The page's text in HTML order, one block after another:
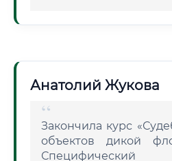
Анатолий Жукова
Закончила курс
объектов дикой